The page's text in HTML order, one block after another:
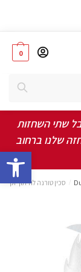
חיפוש
0
שתי השחזות
שלנו ברחוב
סכין טורנה לחיתוך
תנאי